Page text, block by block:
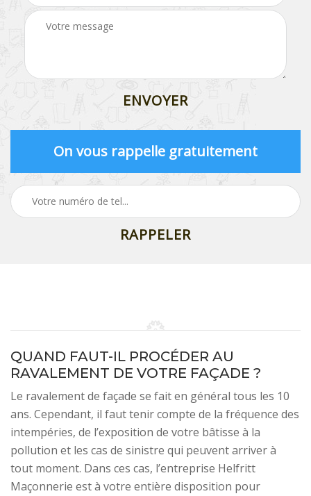
On vous rappelle gratuitement
QUAND FAUT-IL PROCÉDER AU
RAVALEMENT DE VOTRE FAÇADE ?
Le ravalement de façade se fait en général tous les 10
ans. Cependant, il faut tenir compte de la fréquence des
intempéries, de l’exposition de votre bâtisse à la
pollution et les cas de sinistre qui peuvent arriver à
tout moment. Dans ces cas, l’entreprise Helfritt
Maçonnerie est à votre entière disposition pour